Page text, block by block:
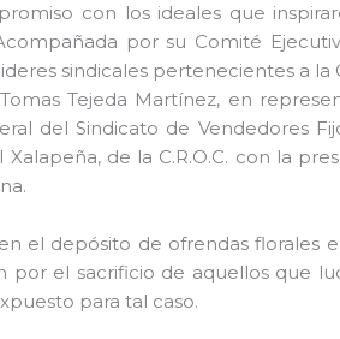
con los ideales que
por su Comité
sindicales pertenecientes a
Tejeda Martínez, en
del Sindicato de Vendedores
de la C.R.O.C. con la
el depósito de ofrendas florales
el sacrificio de aquellos que
para tal caso.